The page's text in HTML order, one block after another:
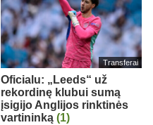
Transferai
Oficialu: „Leeds“ už
rekordinę klubui sumą
įsigijo Anglijos rinktinės
vartininką (1)